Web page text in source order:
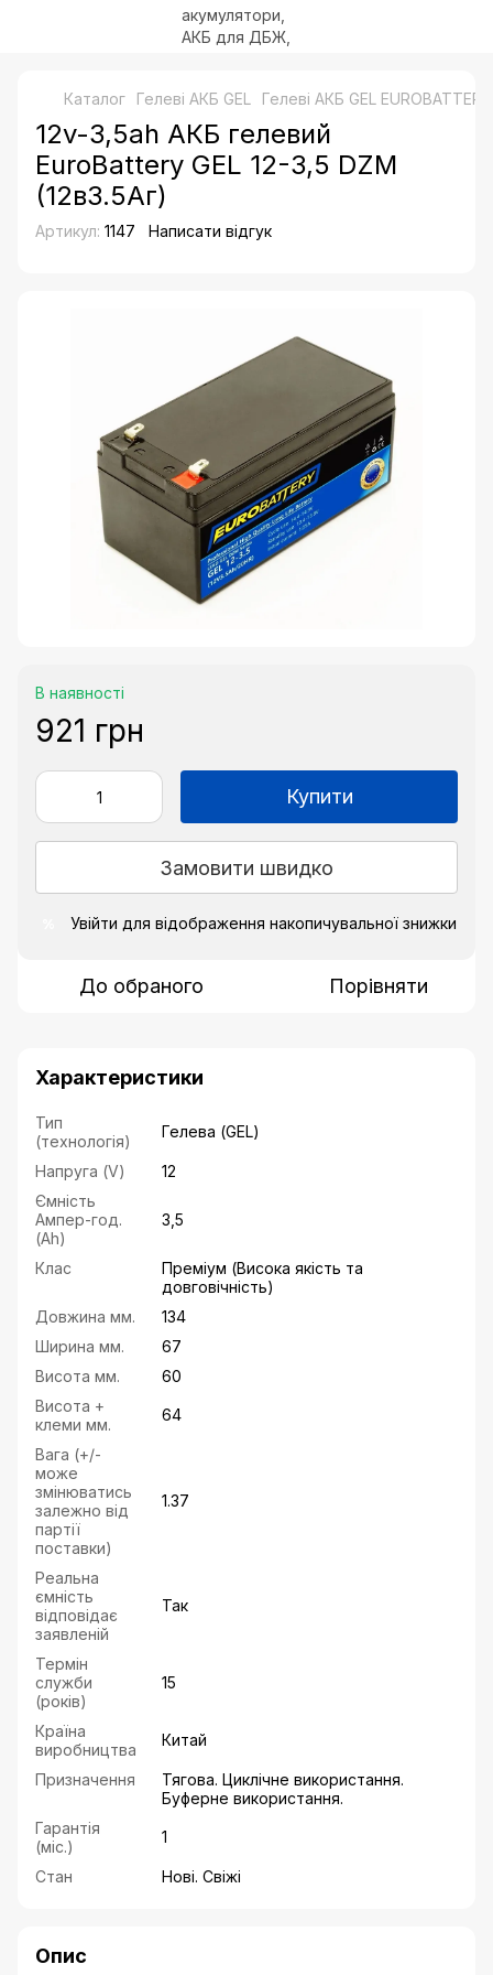
Каталог Гелеві АКБ GEL Гелеві АКБ GEL EUROBATTERY
12v-3,5ah АКБ гелевий
EuroBattery GEL 12-3,5 DZM
(12в3.5Аг)
Артикул: 1147 Написати відгук
В наявності
921 грн
Купити
Замовити швидко
Увійти для відображення накопичувальної знижки
До обраного Порівняти
Характеристики
Тип
(технологія)
Гелева (GEL)
Напруга (V)
12
Ємність
Ампер-год.
(Ah)
3,5
Клас
Преміум (Висока якість та
довговічність)
Довжина мм.
134
Ширина мм.
67
Висота мм.
60
Висота +
клеми мм.
64
Вага (+/-
може
змінюватись
залежно від
партії
поставки)
1.37
Реальна
ємність
відповідає
заявленій
Так
Термін
служби
(років)
15
Країна
виробництва
Китай
Призначення
Тягова. Циклічне використання.
Буферне використання.
Гарантія
(міс.)
1
Стан Нові. Свіжі
Опис